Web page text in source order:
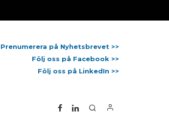
Prenumerera på Nyhetsbrevet >>
Följ oss på Facebook >>
Följ oss på LinkedIn >>